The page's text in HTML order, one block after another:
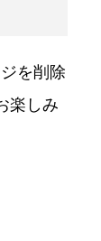
を削除
楽しみ